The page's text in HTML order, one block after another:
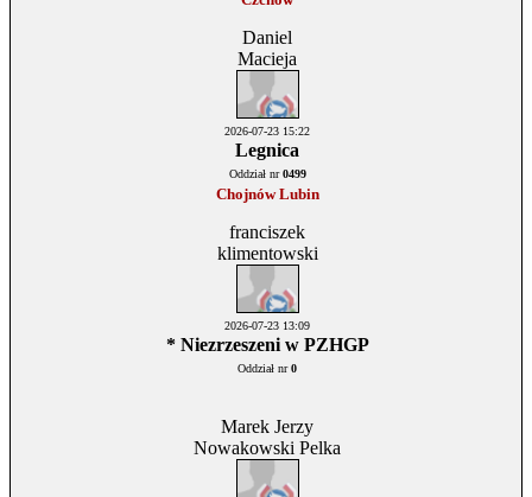
Daniel
Macieja
2026-07-23 15:22
Legnica
Oddział nr0499
Chojnów Lubin
franciszek
klimentowski
2026-07-23 13:09
* Niezrzeszeni w PZHGP
Oddział nr0
Marek Jerzy
Nowakowski Pelka